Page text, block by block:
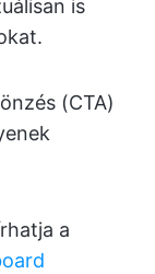
is
(CTA)
a